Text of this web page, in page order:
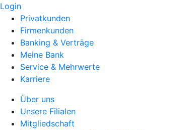
Login
Privatkunden
Firmenkunden
Banking & Verträge
Meine Bank
Service & Mehrwerte
Karriere
Über uns
Unsere Filialen
Mitgliedschaft